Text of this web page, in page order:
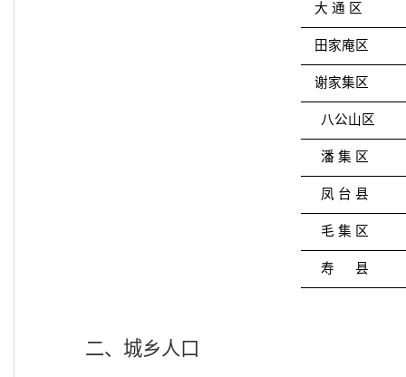
大 通 区
田家庵区
谢家集区
八公山区
潘 集 区
凤 台 县
毛 集 区
寿 县
二、城乡人口